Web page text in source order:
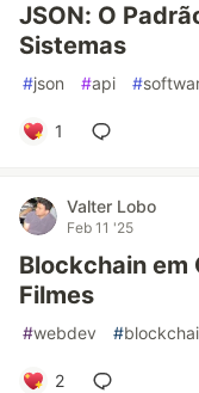
JSON: O
Sistemas
#json #api #
1
Valter Lobo
Feb 11 '25
Blockchain em
Filmes
#webdev #
2